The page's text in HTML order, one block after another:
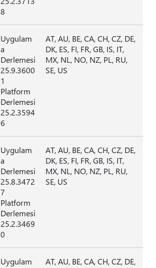
8
Uygulam
a
Derlemesi
25.9.3600
1
Platform
Derlemesi
25.2.3594
6
AT, AU, BE, CA, CH, CZ, DE,
DK, ES, FI, FR, GB, IS, IT,
MX, NL, NO, NZ, PL, RU,
SE, US
Uygulam
a
Derlemesi
25.8.3472
7
Platform
Derlemesi
25.2.3469
0
AT, AU, BE, CA, CH, CZ, DE,
DK, ES, FI, FR, GB, IS, IT,
MX, NL, NO, NZ, PL, RU,
SE, US
Uygulam
AT, AU, BE, CA, CH, CZ, DE,